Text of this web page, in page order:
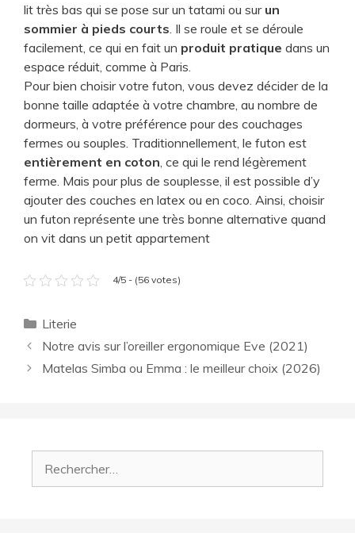
lit très bas qui se pose sur un tatami ou sur un
sommier à pieds courts. Il se roule et se déroule
facilement, ce qui en fait un produit pratique dans un
espace réduit, comme à Paris.
Pour bien choisir votre futon, vous devez décider de la
bonne taille adaptée à votre chambre, au nombre de
dormeurs, à votre préférence pour des couchages
fermes ou souples. Traditionnellement, le futon est
entièrement en coton, ce qui le rend légèrement
ferme. Mais pour plus de souplesse, il est possible d’y
ajouter des couches en latex ou en coco. Ainsi, choisir
un futon représente une très bonne alternative quand
on vit dans un petit appartement
4/5 - (56 votes)
Catégories
Literie
Notre avis sur l’oreiller ergonomique Eve (2021)
Matelas Simba ou Emma : le meilleur choix (2026)